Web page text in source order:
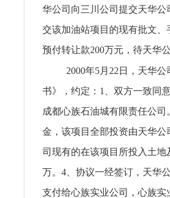
华公司向三川公司提交天华
交该加油站项目的现有批文
预付转让款200万元，待天华
2000年5月22日，天华
书》，约定：1、双方一致同
成都心族石油城有限责任公
金，该项目全部投资由天华
司现有的在该项目所投入土
万。4、协议一经签订，天华
支付给心族实业公司，心族